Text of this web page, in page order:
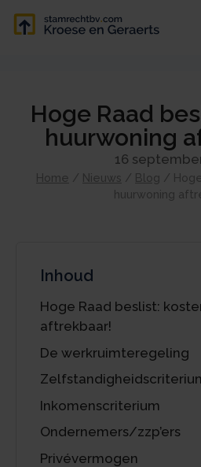
Hoge Raad
huurwoning
16
Home / Nieuws / Blog /
huurwoning
Inhoud
Hoge Raad beslist:
aftrekbaar!
De werkruimteregeling
Inkomenscriterium
Ondernemers/zzp’ers
Privévermogen